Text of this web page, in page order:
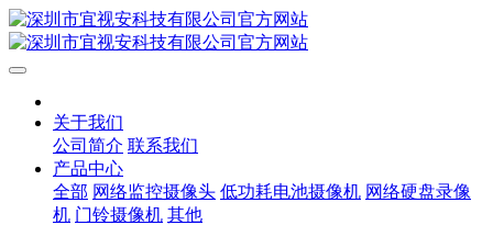
关于我们
公司简介 联系我们
产品中心
全部 网络监控摄像头 低功耗电池摄像机 网络硬盘录像
机 门铃摄像机 其他